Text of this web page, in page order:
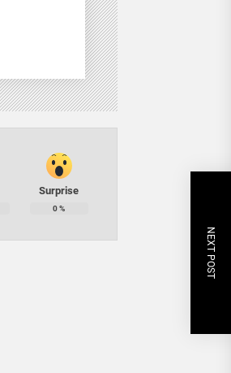
Surprise
0%
NEXT POST